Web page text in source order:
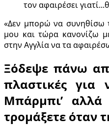
«Δεν μπορώ να συνηθίσω
μου και τώρα κανονίζω
στην Αγγλία να τα
Ξόδεψε πάνω
πλαστικές για
Μπάρμπι’ αλλά
τρομάξετε όταν